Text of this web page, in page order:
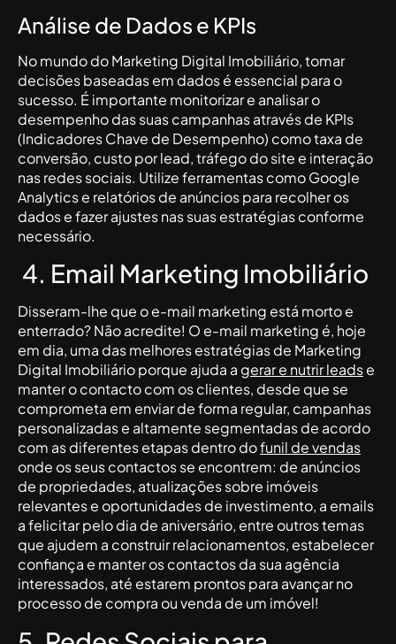
Análise de Dados e KPIs
No mundo do Marketing Digital Imobiliário, tomar
decisões baseadas em dados é essencial para o
sucesso. É importante monitorizar e analisar o
desempenho das suas campanhas através de KPIs
(Indicadores Chave de Desempenho) como taxa de
conversão, custo por lead, tráfego do site e interação
nas redes sociais. Utilize ferramentas como Google
Analytics e relatórios de anúncios para recolher os
dados e fazer ajustes nas suas estratégias conforme
necessário.
4. Email Marketing Imobiliário
Disseram-lhe que o e-mail marketing está morto e
enterrado? Não acredite! O e-mail marketing é, hoje
em dia, uma das melhores estratégias de Marketing
Digital Imobiliário porque ajuda a gerar e nutrir leadse
manter o contacto com os clientes, desde que se
comprometa em enviar de forma regular, campanhas
personalizadas e altamente segmentadas de acordo
com as diferentes etapas dentro dofunil de vendas
onde os seus contactos se encontrem: de anúncios
de propriedades, atualizações sobre imóveis
relevantes e oportunidades de investimento, a emails
a felicitar pelo dia de aniversário, entre outros temas
que ajudem a construir relacionamentos, estabelecer
confiança e manter os contactos da sua agência
interessados, até estarem prontos para avançar no
processo de compra ou venda de um imóvel!